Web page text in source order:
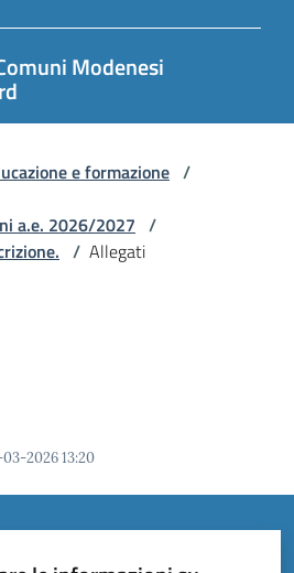
Modenesi
e formazione /
a.e. 2026/2027 /
/ Allegati
2026 13:20